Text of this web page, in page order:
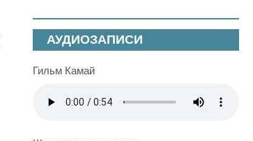
АУДИОЗАПИСИ
Гильм Камай